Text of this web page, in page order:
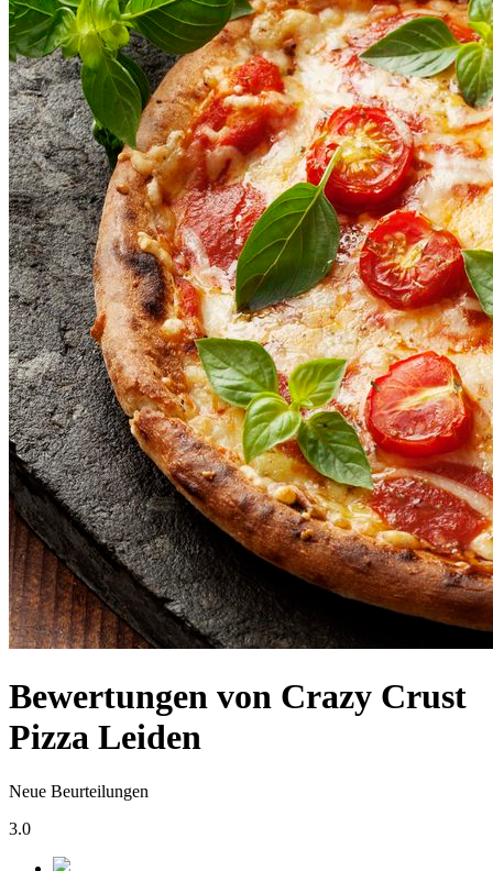
Bewertungen von Crazy Crust
Pizza Leiden
Neue Beurteilungen
3.0